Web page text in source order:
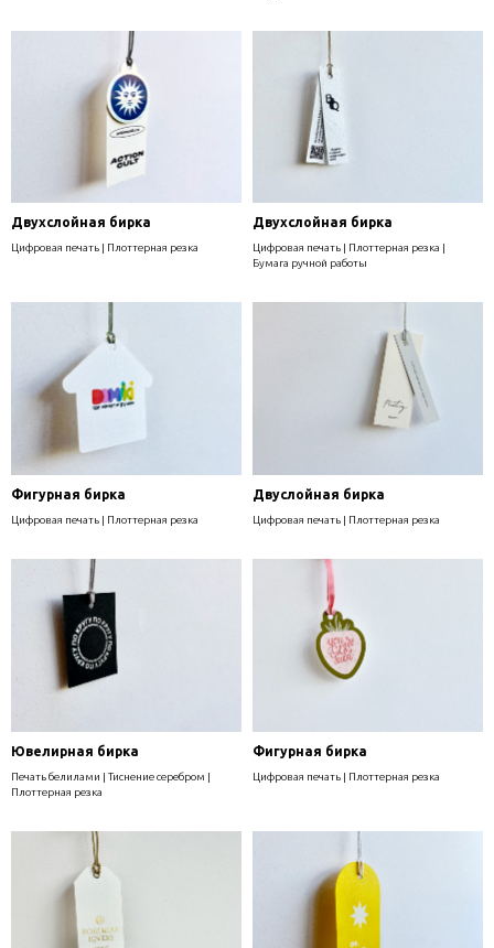
Двухслойная бирка
Цифровая печать | Плоттерная резка
Двухслойная бирка
Цифровая печать | Плоттерная резка |
Бумага ручной работы
Фигурная бирка
Цифровая печать | Плоттерная резка
Двуслойная бирка
Цифровая печать | Плоттерная резка
Ювелирная бирка
Печать белилами | Тиснение серебром |
Плоттерная резка
Фигурная бирка
Цифровая печать | Плоттерная резка